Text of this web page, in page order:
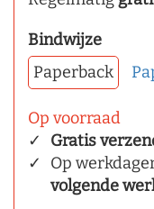
Bindwijze
Paperback
Op voorraad
Gratis
Op
volgende